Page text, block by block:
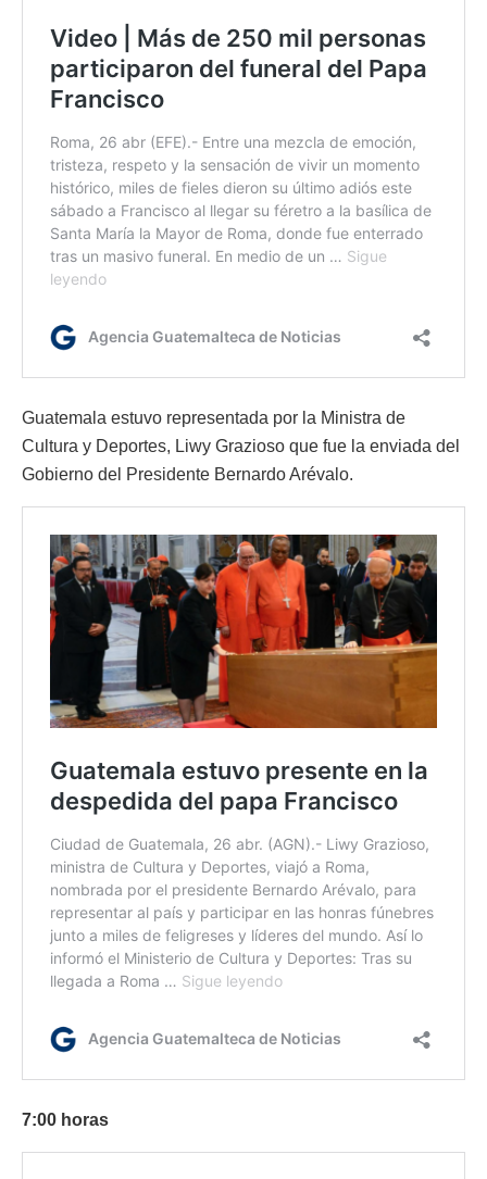
Guatemala estuvo representada por la Ministra de
Cultura y Deportes, Liwy Grazioso que fue la enviada del
Gobierno del Presidente Bernardo Arévalo.
7:00 horas